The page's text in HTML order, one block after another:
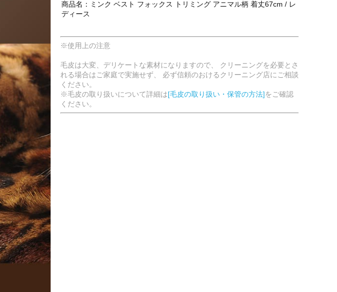
商品名：ミンク ベスト フォックス トリミング アニマル柄 着丈67cm / レ
ディース
※使用上の注意
毛皮は大変、デリケートな素材になりますので、 クリーニングを必要とさ
れる場合はご家庭で実施せず、 必ず信頼のおけるクリーニング店にご相談
ください。
※毛皮の取り扱いについて詳細は[毛皮の取り扱い・保管の方法]をご確認
ください。